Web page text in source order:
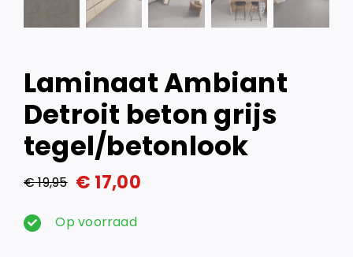
Laminaat Ambiant
Detroit beton grijs
tegel/betonlook
€19,95
Oorspronkelijke
prijs
€ 17,00
Huidige
prijsOp voorraad